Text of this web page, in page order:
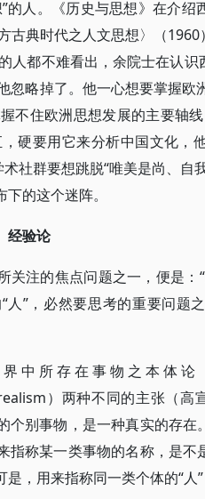
的人。《历史与思想》在介
古典时代之人文思想〉（
人都不难看出，余院士在认
忽略掉了。他一心想要掌握欧
不住欧洲思想发展的主要轴
硬要用它来分析中国文化，
社群要想跳脱“唯美是尚、自
的这个迷阵。
经验论
关注的焦点问题之一，便是
”，必然要思考的重要问题
中所存在事物之本体论
）两种不同的主张（高
个别事物，是一种真实的存
指称某一类事物的名称，是
，用来指称同一类个体的“人